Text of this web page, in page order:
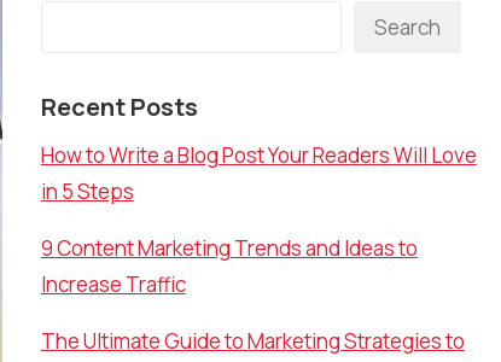
Search
Recent Posts
How to Write a Blog Post Your Readers Will Love
in 5 Steps
9 Content Marketing Trends and Ideas to
Increase Traffic
The Ultimate Guide to Marketing Strategies to